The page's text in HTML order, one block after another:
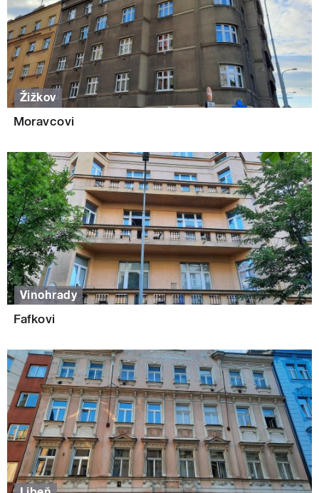
Žižkov
Moravcovi
Vinohrady
Fafkovi